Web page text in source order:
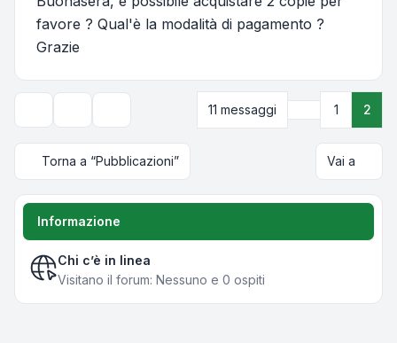
favore ? Qual'è la modalità di pagamento ?
Grazie
Opzioni di visualizzazione e ordinamento
11 messaggi Precedente
1 2
Torna a “Pubblicazioni” Vai a
Informazione
Chi c’è in linea
Visitano il forum: Nessuno e 0 ospiti